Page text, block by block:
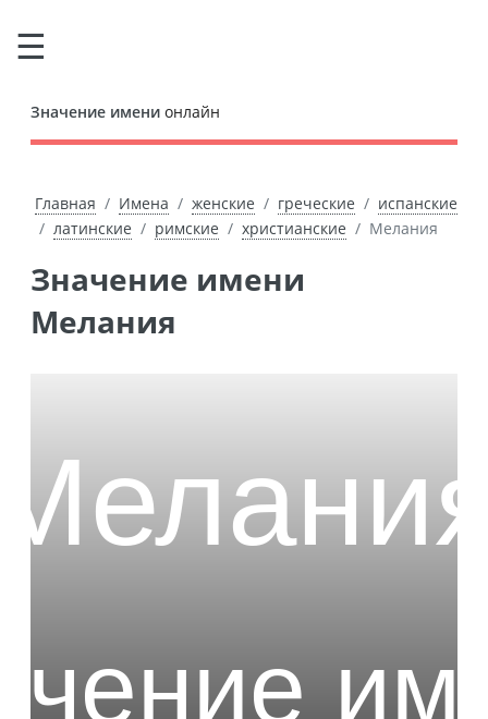
Значение имени онлайн
Главная Имена женские греческие
испанские
латинские
римские христианские Мелания
Значение имени
Мелания